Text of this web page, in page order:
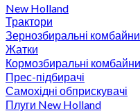
New Holland
Трактори
Зернозбиральні комбайни
Жатки
Кормозбиральні комбайни
Прес-підбирачі
Самохідні обприскувачі
Плуги New Holland